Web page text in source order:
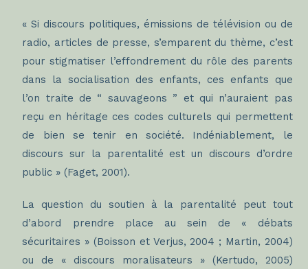
« Si discours politiques, émissions de télévision ou de
radio, articles de presse, s’emparent du thème, c’est
pour stigmatiser l’effondrement du rôle des parents
dans la socialisation des enfants, ces enfants que
l’on traite de “ sauvageons ” et qui n’auraient pas
reçu en héritage ces codes culturels qui permettent
de bien se tenir en société. Indéniablement, le
discours sur la parentalité est un discours d’ordre
public » (Faget, 2001).
La question du soutien à la parentalité peut tout
d’abord prendre place au sein de « débats
sécuritaires » (Boisson et Verjus, 2004 ; Martin, 2004)
ou de « discours moralisateurs » (Kertudo, 2005)